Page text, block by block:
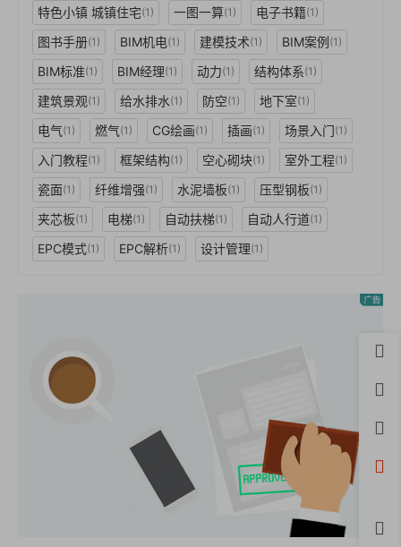
特色小镇 城镇住宅(1) 一图一算(1) 电子书籍(1)
图书手册(1) BIM机电(1) 建模技术(1) BIM案例(1)
BIM标准(1) BIM经理(1) 动力(1) 结构体系(1)
建筑景观(1) 给水排水(1) 防空(1) 地下室(1)
电气(1) 燃气(1) CG绘画(1) 插画(1) 场景入门(1)
入门教程(1) 框架结构(1) 空心砌块(1) 室外工程(1)
瓷面(1) 纤维增强(1) 水泥墙板(1) 压型钢板(1)
夹芯板(1) 电梯(1) 自动扶梯(1) 自动人行道(1)
EPC模式(1) EPC解析(1) 设计管理(1)